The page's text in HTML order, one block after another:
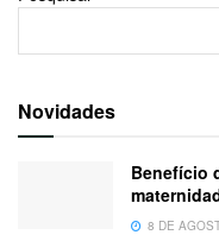
Novidades
Benefício
8 DE